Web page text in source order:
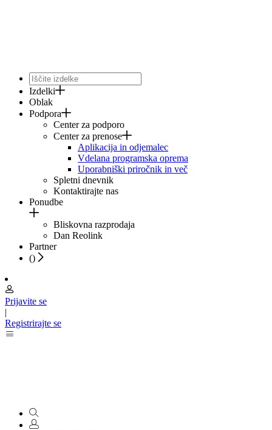
Izdelki
Oblak
Podpora
Center za podporo
Center za prenose
Aplikacija in odjemalec
Vdelana programska oprema
Uporabniški priročnik in več
Spletni dnevnik
Kontaktirajte nas
Ponudbe
Bliskovna razprodaja
Dan Reolink
Partner
()
Prijavite se
|
Registrirajte se